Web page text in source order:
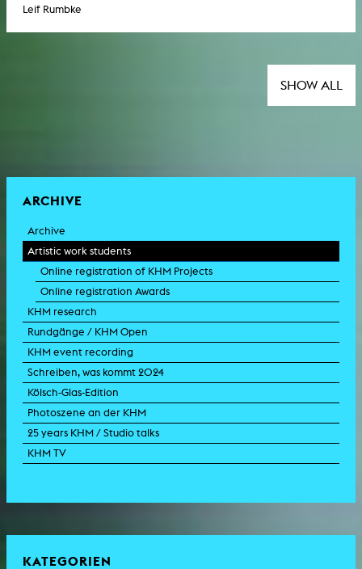
Leif Rumbke
SHOW ALL
ARCHIVE
Archive
Artistic work students
Online registration of KHM Projects
Online registration Awards
KHM research
Rundgänge / KHM Open
KHM event recording
Schreiben, was kommt 2024
Kölsch-Glas-Edition
Photoszene an der KHM
25 years KHM / Studio talks
KHM TV
KATEGORIEN